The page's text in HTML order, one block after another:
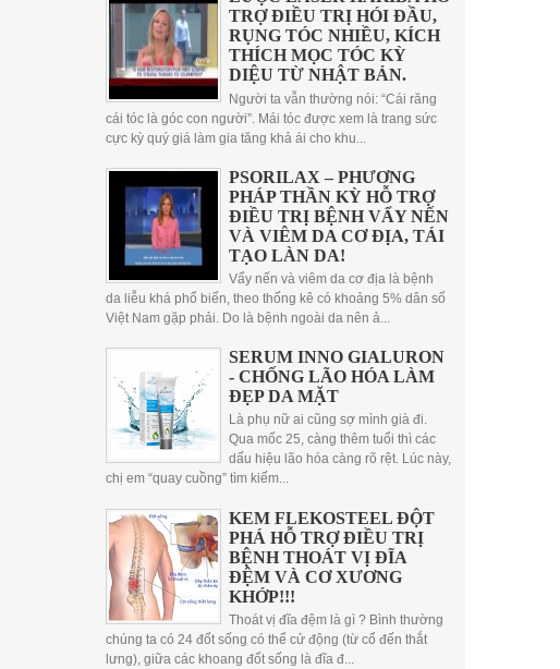
TRỢ ĐIỀU TRỊ HÓI ĐẦU,
RỤNG TÓC NHIỀU, KÍCH
THÍCH MỌC TÓC KỲ
DIỆU TỪ NHẬT BẢN.
Người ta vẫn thường nói: “Cái răng
cái tóc là góc con người”. Mái tóc được xem là trang sức
cực kỳ quý giá làm gia tăng khả ái cho khu...
PSORILAX – PHƯƠNG
PHÁP THẦN KỲ HỖ TRỢ
ĐIỀU TRỊ BỆNH VẨY NẾN
VÀ VIÊM DA CƠ ĐỊA, TÁI
TẠO LÀN DA!
Vẩy nến và viêm da cơ địa là bệnh
da liễu khá phổ biến, theo thống kê có khoảng 5% dân số
Việt Nam gặp phải. Do là bệnh ngoài da nên ả...
SERUM INNO GIALURON
- CHỐNG LÃO HÓA LÀM
ĐẸP DA MẶT
Là phụ nữ ai cũng sợ mình già đi.
Qua mốc 25, càng thêm tuổi thì các
dấu hiệu lão hóa càng rõ rệt. Lúc này,
chị em “quay cuồng” tìm kiếm...
KEM FLEKOSTEEL ĐỘT
PHÁ HỖ TRỢ ĐIỀU TRỊ
BỆNH THOÁT VỊ ĐĨA
ĐỆM VÀ CƠ XƯƠNG
KHỚP!!!
Thoát vị đĩa đệm là gì ? Bình thường
chúng ta có 24 đốt sống có thể cử động (từ cổ đến thắt
lưng), giữa các khoang đốt sống là đĩa đ...